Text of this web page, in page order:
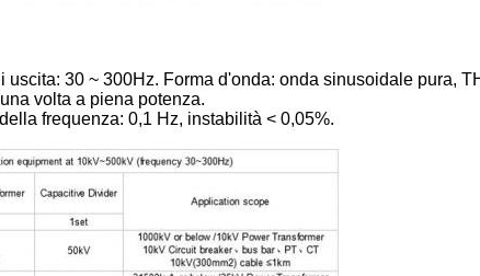
30 ~ 300Hz. Forma d'onda: onda sinusoidale pura,
volta a piena potenza.
frequenza: 0,1 Hz, instabilità < 0,05%.